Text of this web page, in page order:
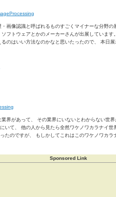
画像認識と呼ばれるものすごくマイナーな分野
フトウェアとかのメーカーさんが出展していま
のはいい方法なのかなと思いたったので、 本日
界があって、 その業界にいないとわからない世
いて、 他の人から見たら全然ワケノワカラナイ
たのですが、 もしかしてこれはこのワケノワカラ
Sponsored Link